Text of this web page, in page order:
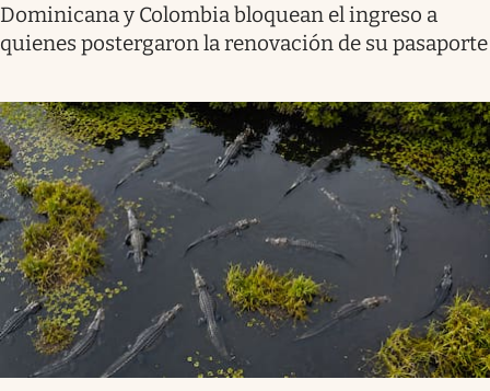
Dominicana y Colombia bloquean el ingreso a
quienes postergaron la renovación de su pasaporte